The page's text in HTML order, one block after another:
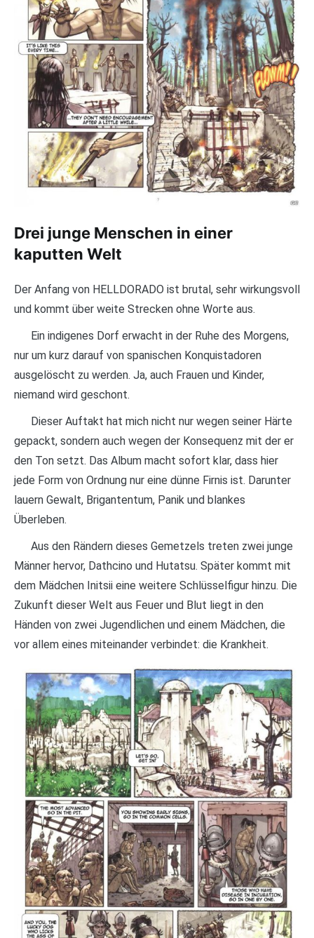
Drei junge Menschen in einer
kaputten Welt
Der Anfang von HELLDORADO ist brutal, sehr wirkungsvoll
und kommt über weite Strecken ohne Worte aus.
Ein indigenes Dorf erwacht in der Ruhe des Morgens,
nur um kurz darauf von spanischen Konquistadoren
ausgelöscht zu werden. Ja, auch Frauen und Kinder,
niemand wird geschont.
Dieser Auftakt hat mich nicht nur wegen seiner Härte
gepackt, sondern auch wegen der Konsequenz mit der er
den Ton setzt. Das Album macht sofort klar, dass hier
jede Form von Ordnung nur eine dünne Firnis ist. Darunter
lauern Gewalt, Brigantentum, Panik und blankes
Überleben.
Aus den Rändern dieses Gemetzels treten zwei junge
Männer hervor, Dathcino und Hutatsu. Später kommt mit
dem Mädchen Initsii eine weitere Schlüsselfigur hinzu. Die
Zukunft dieser Welt aus Feuer und Blut liegt in den
Händen von zwei Jugendlichen und einem Mädchen, die
vor allem eines miteinander verbindet: die Krankheit.